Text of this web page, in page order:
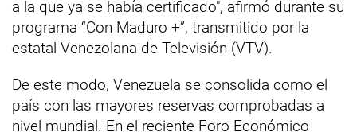
a la que ya se había certificado", afirmó durante su
programa “Con Maduro +”, transmitido por la
estatal Venezolana de Televisión (VTV).
De este modo, Venezuela se consolida como el
país con las mayores reservas comprobadas a
nivel mundial. En el reciente Foro Económico